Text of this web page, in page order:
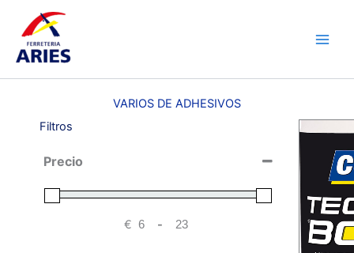
contenido
VARIOS DE ADHESIVOS
Filtros
Precio
€ Minimum Price
-Maximum Price